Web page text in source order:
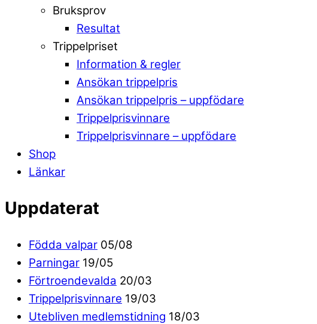
Bruksprov
Resultat
Trippelpriset
Information & regler
Ansökan trippelpris
Ansökan trippelpris – uppfödare
Trippelprisvinnare
Trippelprisvinnare – uppfödare
Shop
Länkar
Uppdaterat
Födda valpar 05/08
Parningar 19/05
Förtroendevalda 20/03
Trippelprisvinnare 19/03
Utebliven medlemstidning 18/03